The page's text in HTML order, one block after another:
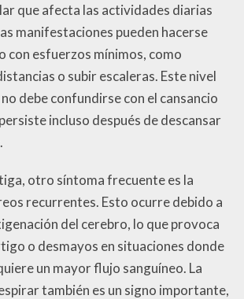
que afecta las actividades diarias
manifestaciones pueden hacerse
con esfuerzos mínimos, como
o subir escaleras. Este nivel
debe confundirse con el cansancio
incluso después de descansar
otro síntoma frecuente es la
recurrentes. Esto ocurre debido a
del cerebro, lo que provoca
o desmayos en situaciones donde
un mayor flujo sanguíneo. La
también es un signo importante,